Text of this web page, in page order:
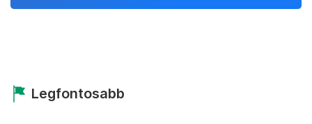
Legfontosabb